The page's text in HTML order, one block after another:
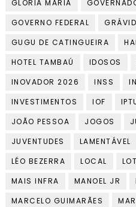
GLÓRIA MARIA
GOVERNO FEDERAL
GUGU DE CATINGUEIRA
HOTEL TAMBAÚ
IDOSOS
INOVADOR 2026
INSS
INVESTIMENTOS
IOF
JOÃO PESSOA
JOGOS
JUVENTUDES
LAMENTÁVEL
LÉO BEZERRA
LOCAL
MAIS INFRA
MANOEL JR
MARCELO GUIMARÃES